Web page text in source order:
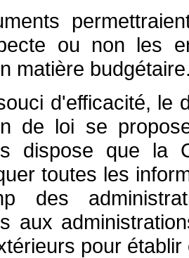
ou non les
matière
d'efficacité, le
de loi se
dispose que la
toutes les
des
aux
pour